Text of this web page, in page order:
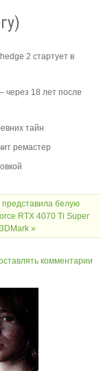
2 стартует в
через 18 лет после
тайн
ремастер
представила белую
RTX 4070 Ti Super
»
комментарии